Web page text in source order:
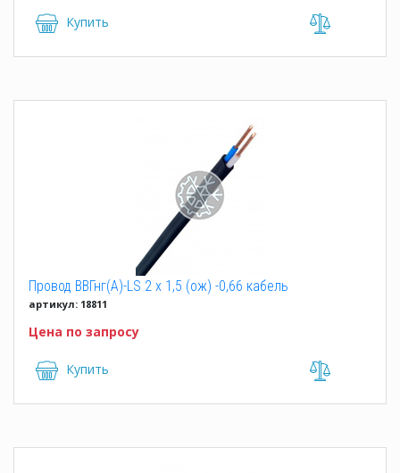
Купить
Провод ВВГнг(А)-LS 2 x 1,5 (ож) -0,66 кабель
артикул: 18811
Цена по запросу
Купить